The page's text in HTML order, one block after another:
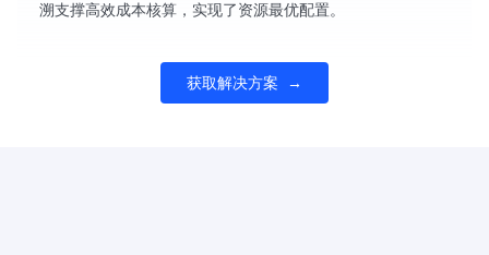
溯支撑高效成本核算，实现了资源最优配置。
获取解决方案